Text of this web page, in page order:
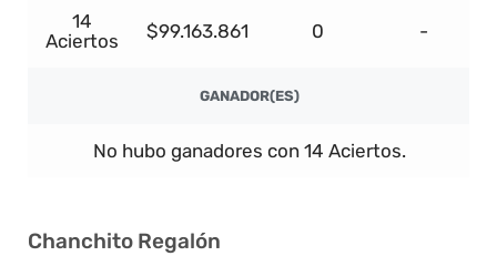
14
Aciertos
$99.163.861 0 -
GANADOR(ES)
No hubo ganadores con 14 Aciertos.
Chanchito Regalón